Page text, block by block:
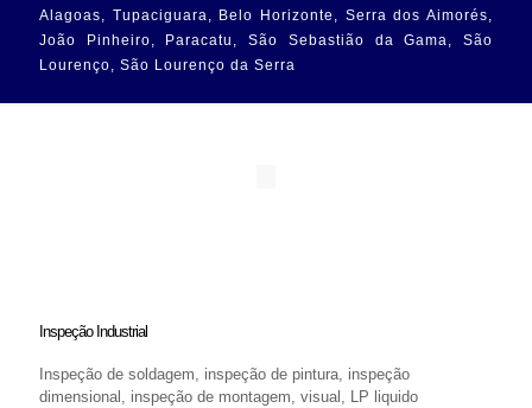
Alagoas, Tupaciguara, Belo Horizonte, Serra dos Aimorés,
João Pinheiro, Paracatu, São Sebastião da Gama, São
Lourenço, São Lourenço da Serra
Inspeção Industrial
Inspeção de soldagem, inspeção de pintura, inspeção
dimensional, inspeção de montagem, visual, LP liquido